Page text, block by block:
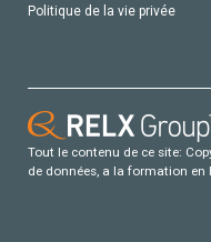
Politique de la vie privée
Tout le contenu de ce site:
de données, a la formation